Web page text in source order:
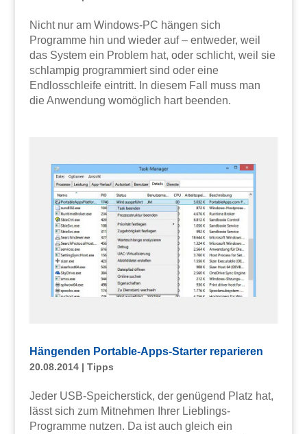
Nicht nur am Windows-PC hängen sich
Programme hin und wieder auf – entweder, weil
das System ein Problem hat, oder schlicht, weil sie
schlampig programmiert sind oder eine
Endlosschleife eintritt. In diesem Fall muss man
die Anwendung womöglich hart beenden.
Hängenden Portable-Apps-Starter reparieren
20.08.2014| Tipps
Jeder USB-Speicherstick, der genügend Platz hat,
lässt sich zum Mitnehmen Ihrer Lieblings-
Programme nutzen. Da ist auch gleich ein